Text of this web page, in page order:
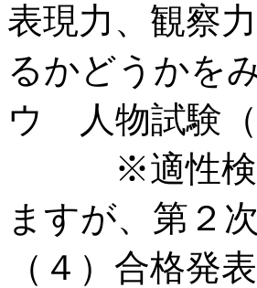
表現力、観察
るかどうかを
ウ 人物試験
※適性検査
ますが、第２
（４）合格発表